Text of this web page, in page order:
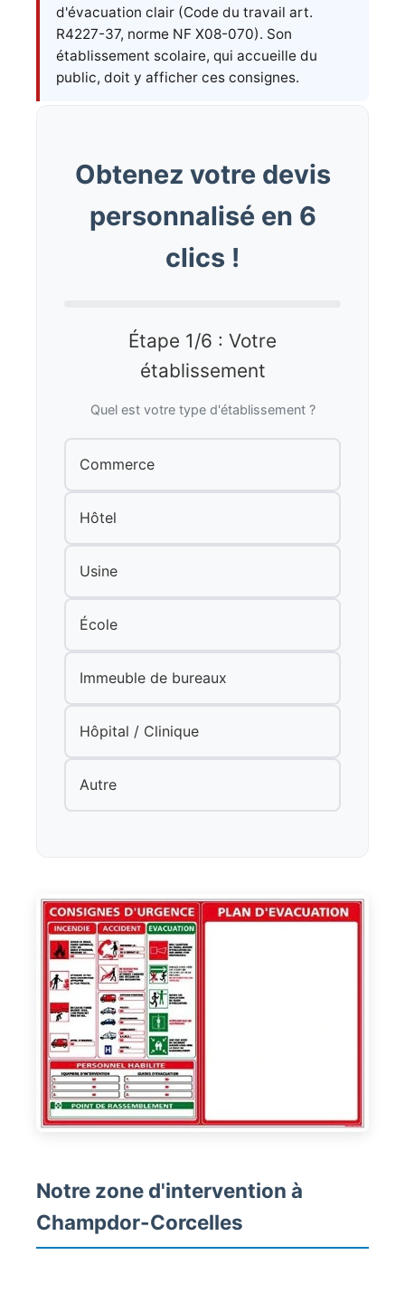
d'évacuation clair (Code du travail art.
R4227-37, norme NF X08-070). Son
établissement scolaire, qui accueille du
public, doit y afficher ces consignes.
Obtenez votre devis
personnalisé en 6
clics !
Étape 1/6 : Votre
établissement
Quel est votre type d'établissement ?
Commerce
Hôtel
Usine
École
Immeuble de bureaux
Hôpital / Clinique
Autre
Notre zone d'intervention à
Champdor-Corcelles